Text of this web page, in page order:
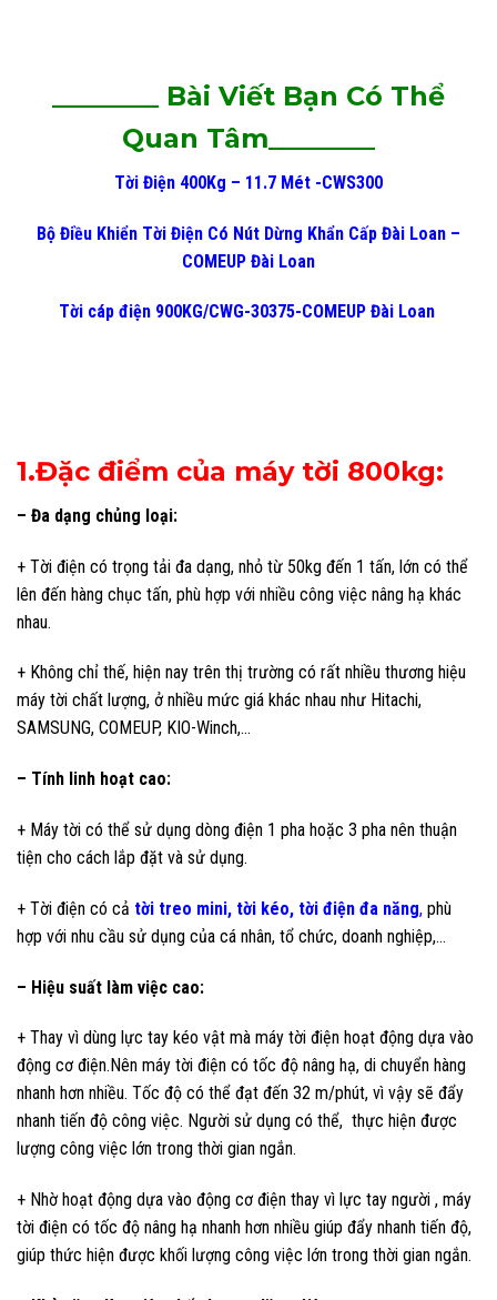
________ Bài Viết Bạn Có Thể
Quan Tâm________
Tời Điện 400Kg – 11.7 Mét -CWS300
Bộ Điều Khiển Tời Điện Có Nút Dừng Khẩn Cấp Đài Loan –
COMEUP Đài Loan
Tời cáp điện 900KG/CWG-30375-COMEUP Đài Loan
1.Đặc điểm của máy tời 800kg:
– Đa dạng chủng loại:
+ Tời điện có trọng tải đa dạng, nhỏ từ 50kg đến 1 tấn, lớn có thể
lên đến hàng chục tấn, phù hợp với nhiều công việc nâng hạ khác
nhau.
+ Không chỉ thế, hiện nay trên thị trường có rất nhiều thương hiệu
máy tời chất lượng, ở nhiều mức giá khác nhau như Hitachi,
SAMSUNG, COMEUP, KIO-Winch,…
– Tính linh hoạt cao:
+ Máy tời có thể sử dụng dòng điện 1 pha hoặc 3 pha nên thuận
tiện cho cách lắp đặt và sử dụng.
+ Tời điện có cả tời treo mini, tời kéo, tời điện đa năng, phù
hợp với nhu cầu sử dụng của cá nhân, tổ chức, doanh nghiệp,…
– Hiệu suất làm việc cao:
+ Thay vì dùng lực tay kéo vật mà máy tời điện hoạt động dựa vào
động cơ điện.Nên máy tời điện có tốc độ nâng hạ, di chuyển hàng
nhanh hơn nhiều. Tốc độ có thể đạt đến 32 m/phút, vì vậy sẽ đẩy
nhanh tiến độ công việc. Người sử dụng có thể, thực hiện được
lượng công việc lớn trong thời gian ngắn.
+ Nhờ hoạt động dựa vào động cơ điện thay vì lực tay người , máy
tời điện có tốc độ nâng hạ nhanh hơn nhiều giúp đẩy nhanh tiến độ,
giúp thức hiện được khối lượng công việc lớn trong thời gian ngắn.